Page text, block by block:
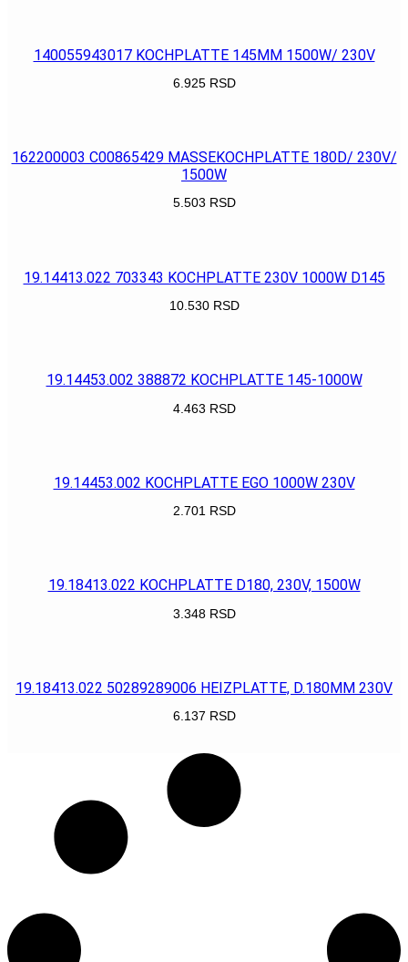
140055943017 KOCHPLATTE 145MM 1500W/ 230V
6.925 RSD
162200003 C00865429 MASSEKOCHPLATTE 180D/ 230V/
1500W
5.503 RSD
19.14413.022 703343 KOCHPLATTE 230V 1000W D145
10.530 RSD
19.14453.002 388872 KOCHPLATTE 145-1000W
4.463 RSD
19.14453.002 KOCHPLATTE EGO 1000W 230V
2.701 RSD
19.18413.022 KOCHPLATTE D180, 230V, 1500W
3.348 RSD
19.18413.022 50289289006 HEIZPLATTE, D.180MM 230V
6.137 RSD